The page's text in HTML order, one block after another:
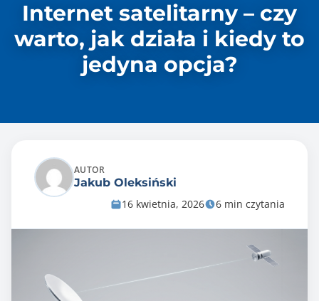
Internet satelitarny – czy
warto, jak działa i kiedy to
jedyna opcja?
AUTOR
Jakub Oleksiński
16 kwietnia, 2026
6 min czytania